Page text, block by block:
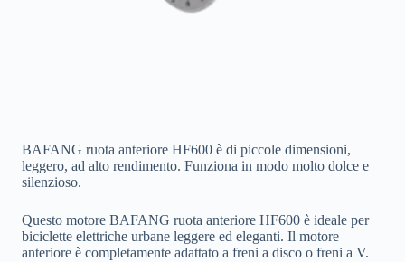
BAFANG ruota anteriore HF600 è di piccole dimensioni,
leggero, ad alto rendimento. Funziona in modo molto dolce e
silenzioso.
Questo motore BAFANG ruota anteriore HF600 è ideale per
biciclette elettriche urbane leggere ed eleganti. Il motore
anteriore è completamente adattato a freni a disco o freni a V.